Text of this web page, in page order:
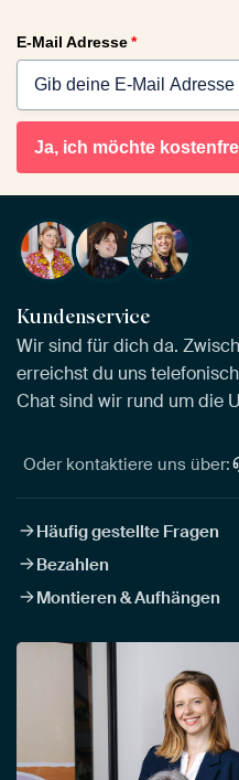
E-Mail Adresse*
Ja, ich möchte
Kundenservice
Wir sind für dich da.
erreichst du uns
Chat sind wir rund um die
Oder kontaktiere uns über:
Häufig gestellte Fragen
Bezahlen
Montieren & Aufhängen